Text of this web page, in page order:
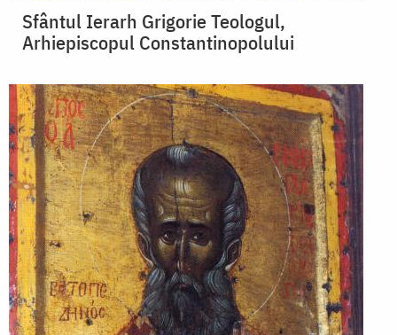
Sfântul Ierarh Grigorie Teologul,
Arhiepiscopul Constantinopolului